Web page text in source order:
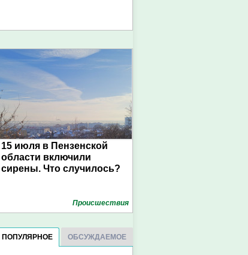
15 июля в Пензенской
области включили
сирены. Что случилось?
Проиcшествия
ПОПУЛЯРНОЕ ОБСУЖДАЕМОЕ